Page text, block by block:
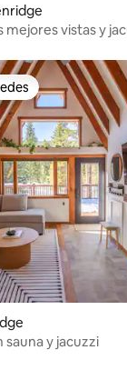
mejores vistas y
y jacuzzi